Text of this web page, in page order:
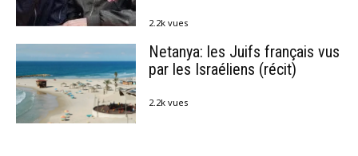
2.2k vues
Netanya: les Juifs français vus
par les Israéliens (récit)
2.2k vues